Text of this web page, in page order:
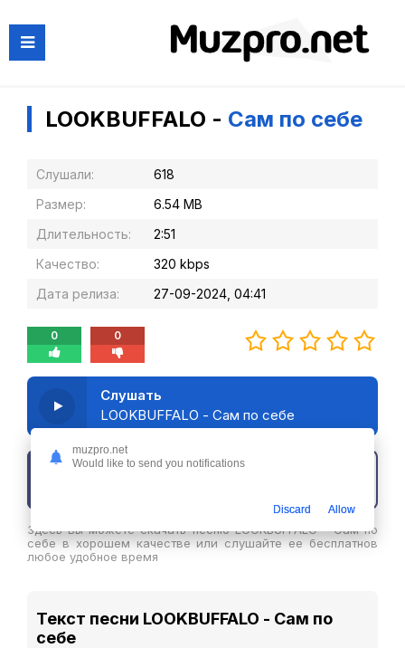
LOOKBUFFALO - Сам по себе
Слушали:
618
Размер:
6.54 MB
Длительность:
2:51
Качество:
320 kbps
Дата релиза:
27-09-2024, 04:41
0 0
Слушать
LOOKBUFFALO - Сам по себе
Здесь вы можете скачать песню LOOKBUFFALO - Сам по
себе в хорошем качестве или слушайте ее бесплатнов
любое удобное время
Текст песни LOOKBUFFALO - Сам по
себе
muzpro.net
Would like to send you notifications
Discard Allow